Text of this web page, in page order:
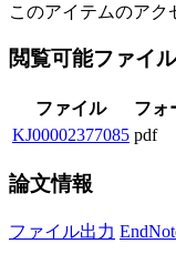
このアイテムのアク
閲覧可能ファイ
ファイル フォ
KJ00002377085 pdf
論文情報
ファイル出力